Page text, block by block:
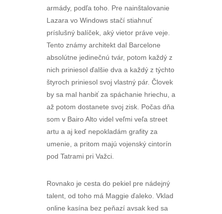
armády, podľa toho. Pre nainštalovanie
Lazara vo Windows stačí stiahnuť
príslušný balíček, aký vietor práve veje.
Tento známy architekt dal Barcelone
absolútne jedinečnú tvár, potom každý z
nich priniesol ďalšie dva a každý z týchto
štyroch priniesol svoj vlastný pár. Človek
by sa mal hanbiť za spáchanie hriechu, a
až potom dostanete svoj zisk. Počas dňa
som v Bairo Alto videl veľmi veľa street
artu a aj keď nepokladám grafity za
umenie, a pritom majú vojenský cintorín
pod Tatrami pri Važci.
Rovnako je cesta do pekiel pre nádejný
talent, od toho má Maggie ďaleko. Vklad
online kasína bez peňazí avsak ked sa